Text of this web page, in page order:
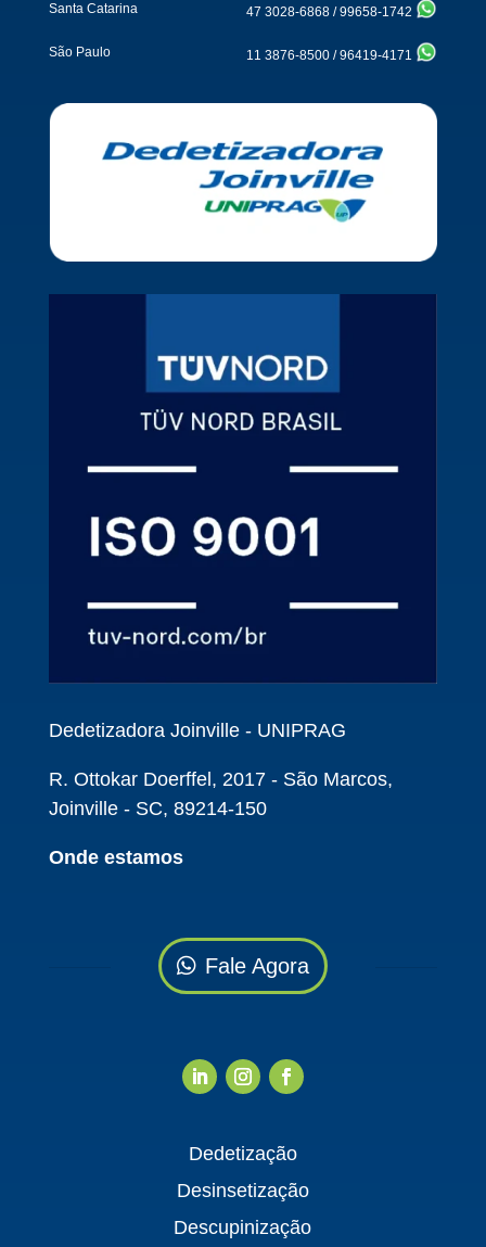
Santa Catarina 47 3028-6868 /99658-1742
São Paulo 11 3876-8500 /96419-4171
Dedetizadora Joinville - UNIPRAG
R. Ottokar Doerffel, 2017 - São Marcos,
Joinville - SC, 89214-150
Onde estamos
Fale Agora
Dedetização
Desinsetização
Descupinização